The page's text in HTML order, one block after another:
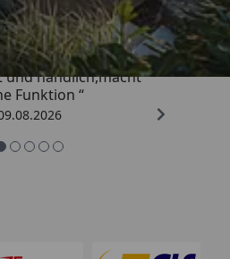
4,81/ 5
und handlich,macht
Funktion “